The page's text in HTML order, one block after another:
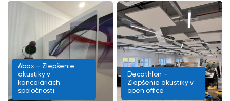
Abax – Zlepšenie
akustiky v
kanceláriách
spoločnosti
Decathlon –
Zlepšenie akustiky v
open office